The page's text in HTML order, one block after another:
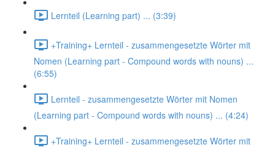
Lernteil (Learning part) ... (3:39)
+Training+ Lernteil - zusammengesetzte Wörter mit
Nomen (Learning part - Compound words with nouns) ...
(6:55)
Lernteil - zusammengesetzte Wörter mit Nomen
(Learning part - Compound words with nouns) ... (4:24)
+Training+ Lernteil - zusammengesetzte Wörter mit